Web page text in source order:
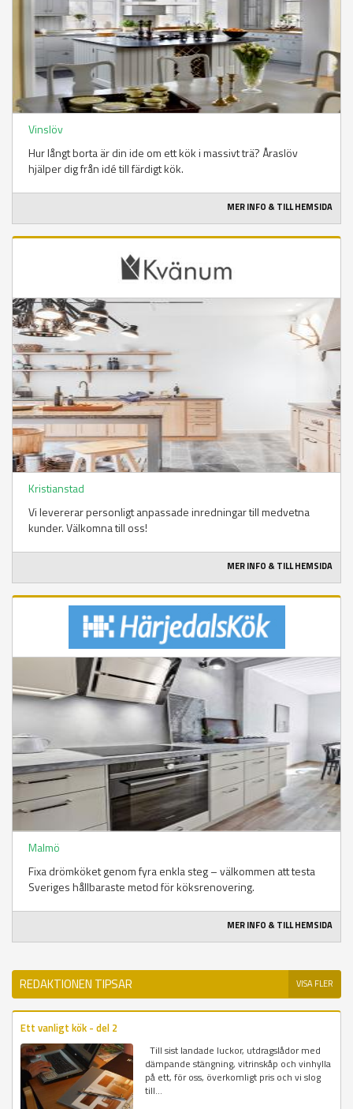
Vinslöv
Hur långt borta är din ide om ett kök i massivt trä? Åraslöv
hjälper dig från idé till färdigt kök.
MER INFO & TILL HEMSIDA
Kristianstad
Vi levererar personligt anpassade inredningar till medvetna
kunder. Välkomna till oss!
MER INFO & TILL HEMSIDA
Malmö
Fixa drömköket genom fyra enkla steg – välkommen att testa
Sveriges hållbaraste metod för köksrenovering.
MER INFO & TILL HEMSIDA
REDAKTIONEN TIPSAR VISA FLER
Ett vanligt kök - del 2
Till sist landade luckor, utdragslådor med
dämpande stängning, vitrinskåp och vinhylla
på ett, för oss, överkomligt pris och vi slog
till...